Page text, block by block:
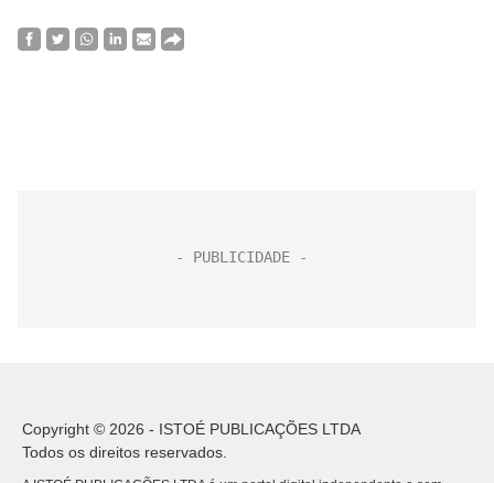
Copyright © 2026 - ISTOÉ PUBLICAÇÕES LTDA
Todos os direitos reservados.